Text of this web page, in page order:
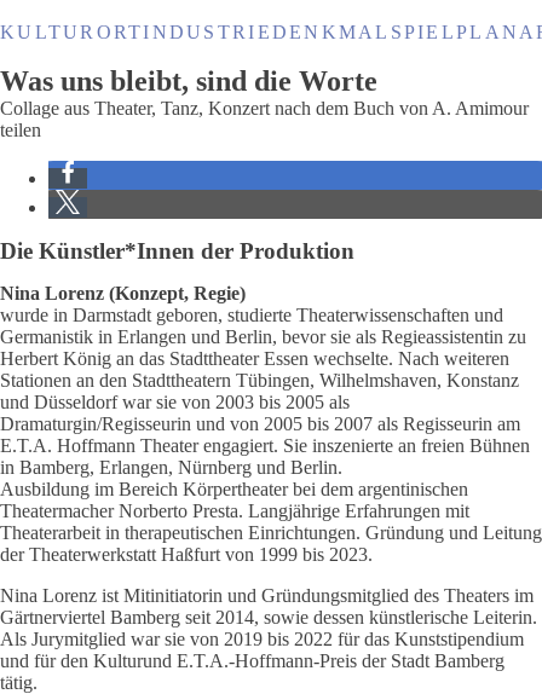
KULTURORTINDUSTRIEDENKMAL
Was uns bleibt, sind die Worte
Collage aus Theater, Tanz, Konzert nach dem Buch von A. Amimour
teilen
Die Künstler*Innen der Produktion
Nina Lorenz (Konzept, Regie)
wurde in Darmstadt geboren, studierte Theaterwissenschaften und
Germanistik in Erlangen und Berlin, bevor sie als Regieassistentin zu
Herbert König an das Stadttheater Essen wechselte. Nach weiteren
Stationen an den Stadttheatern Tübingen, Wilhelmshaven, Konstanz
und Düsseldorf war sie von 2003 bis 2005 als
Dramaturgin/Regisseurin und von 2005 bis 2007 als Regisseurin am
E.T.A. Hoffmann Theater engagiert. Sie inszenierte an freien Bühnen
in Bamberg, Erlangen, Nürnberg und Berlin.
Ausbildung im Bereich Körpertheater bei dem argentinischen
Theatermacher Norberto Presta. Langjährige Erfahrungen mit
Theaterarbeit in therapeutischen Einrichtungen. Gründung und Leitung
der Theaterwerkstatt Haßfurt von 1999 bis 2023.
Nina Lorenz ist Mitinitiatorin und Gründungsmitglied des Theaters im
Gärtnerviertel Bamberg seit 2014, sowie dessen künstlerische Leiterin.
Als Jurymitglied war sie von 2019 bis 2022 für das Kunststipendium
und für den Kulturund E.T.A.-Hoffmann-Preis der Stadt Bamberg
tätig.